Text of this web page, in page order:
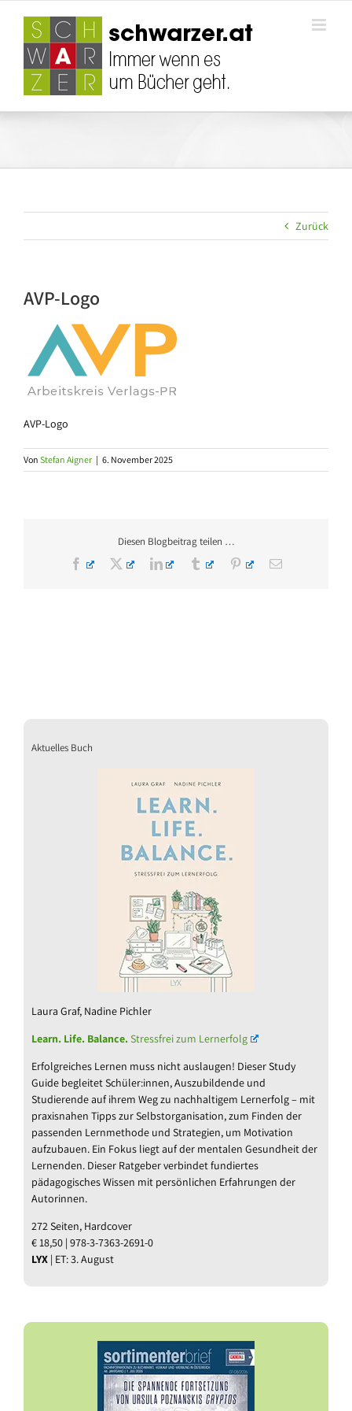
springen
Zurück
AVP-Logo
AVP-Logo
Von Stefan Aigner | 6. November 2025
Diesen Blogbeitrag teilen …
Facebook
X LinkedInTumblr PinterestE-
Aktuelles Buch
Laura Graf, Nadine Pichler
Learn. Life. Balance.Stressfrei zum Lernerfolg
Erfolgreiches Lernen muss nicht auslaugen! Dieser Study
Guide begleitet Schüler:innen, Auszubildende und
Studierende auf ihrem Weg zu nachhaltigem Lernerfolg – mit
praxisnahen Tipps zur Selbstorganisation, zum Finden der
passenden Lernmethode und Strategien, um Motivation
aufzubauen. Ein Fokus liegt auf der mentalen Gesundheit der
Lernenden. Dieser Ratgeber verbindet fundiertes
pädagogisches Wissen mit persönlichen Erfahrungen der
Autorinnen.
272 Seiten, Hardcover
€ 18,50 | 978-3-7363-2691-0
LYX | ET: 3. August